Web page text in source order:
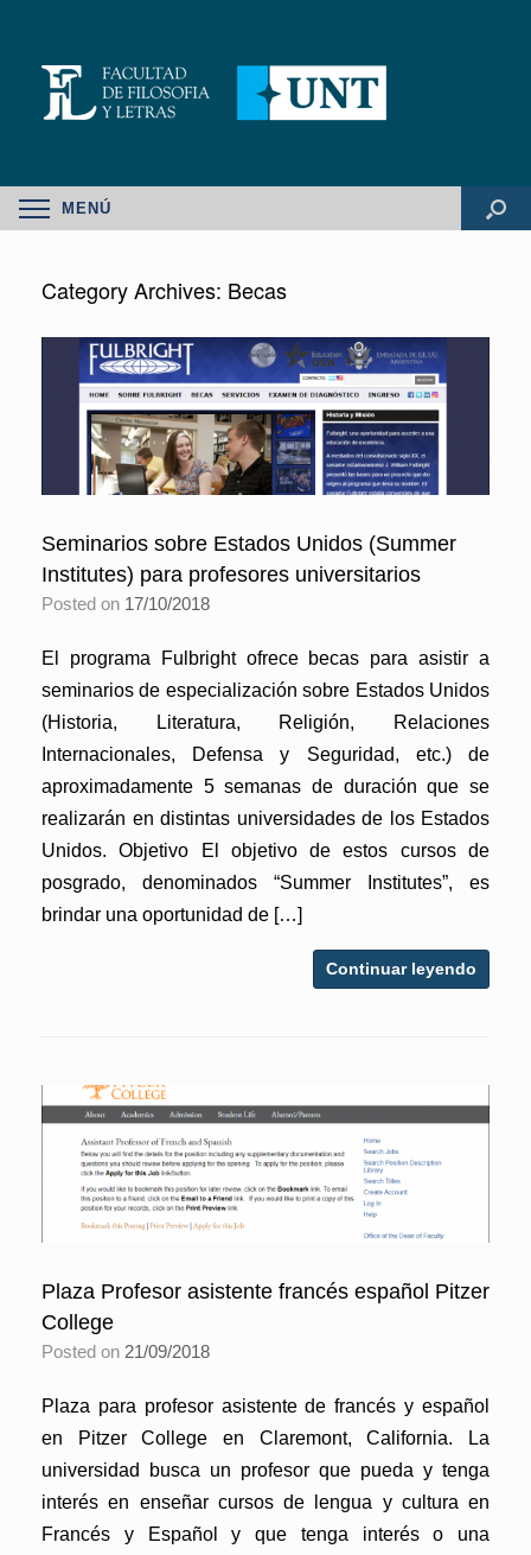
MENÚ
Category Archives: Becas
Seminarios sobre Estados Unidos (Summer
Institutes) para profesores universitarios
Posted on 17/10/2018
El programa Fulbright ofrece becas para asistir a
seminarios de especialización sobre Estados Unidos
(Historia, Literatura, Religión, Relaciones
Internacionales, Defensa y Seguridad, etc.) de
aproximadamente 5 semanas de duración que se
realizarán en distintas universidades de los Estados
Unidos. Objetivo El objetivo de estos cursos de
posgrado, denominados “Summer Institutes”, es
brindar una oportunidad de […]
Continuar leyendo
Plaza Profesor asistente francés español Pitzer
College
Posted on 21/09/2018
Plaza para profesor asistente de francés y español
en Pitzer College en Claremont, California. La
universidad busca un profesor que pueda y tenga
interés en enseñar cursos de lengua y cultura en
Francés y Español y que tenga interés o una